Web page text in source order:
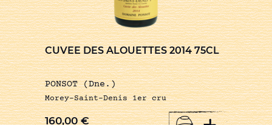
CUVEE DES ALOUETTES 2014 75CL
PONSOT (Dne.)
Morey-Saint-Denis 1er cru
160,00€